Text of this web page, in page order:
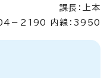
課長：上本
－2190 内線：3950